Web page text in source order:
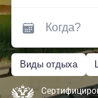
Виды отдыха